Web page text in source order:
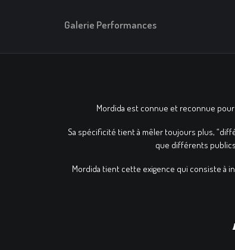
Galerie Performances
Mordida est connue et reconnue
Sa spécificité tient à mêler toujours plus,
que différents
Mordida tient cette exigence qui consiste à